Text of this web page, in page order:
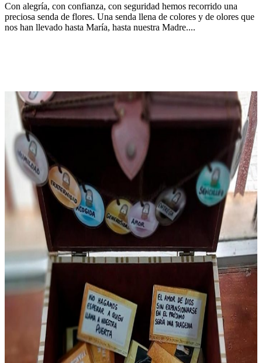
Con alegría, con confianza, con seguridad hemos recorrido una
preciosa senda de flores. Una senda llena de colores y de olores que
nos han llevado hasta María, hasta nuestra Madre....